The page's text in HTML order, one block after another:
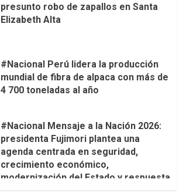
presunto robo de zapallos en Santa
Elizabeth Alta
#Nacional Perú lidera la producción
mundial de fibra de alpaca con más de
4 700 toneladas al año
#Nacional Mensaje a la Nación 2026:
presidenta Fujimori plantea una
agenda centrada en seguridad,
crecimiento económico,
modernización del Estado y respuesta